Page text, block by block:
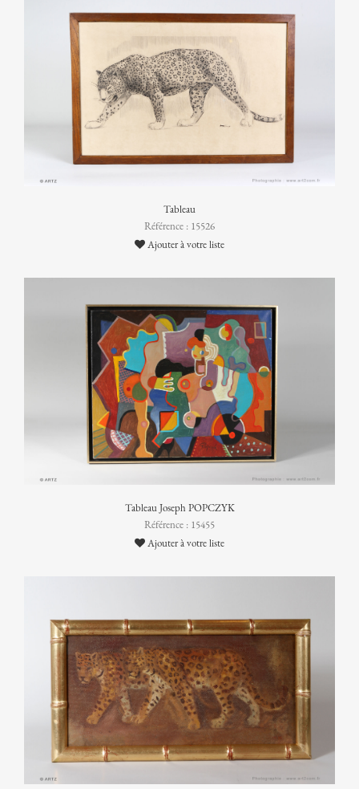
Tableau
Référence : 15526
Ajouter à votre liste
Tableau Joseph POPCZYK
Référence : 15455
Ajouter à votre liste